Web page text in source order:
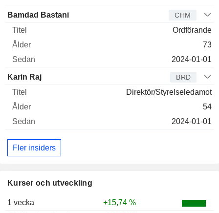
Kurser och utveckling
1 vecka
+15,74 %
Bamdad Bastani CHM
Ordförande
73
2024-01-01
Karin Raj BRD
Direktör/Styrelseledamot
54
2024-01-01
Fler insiders